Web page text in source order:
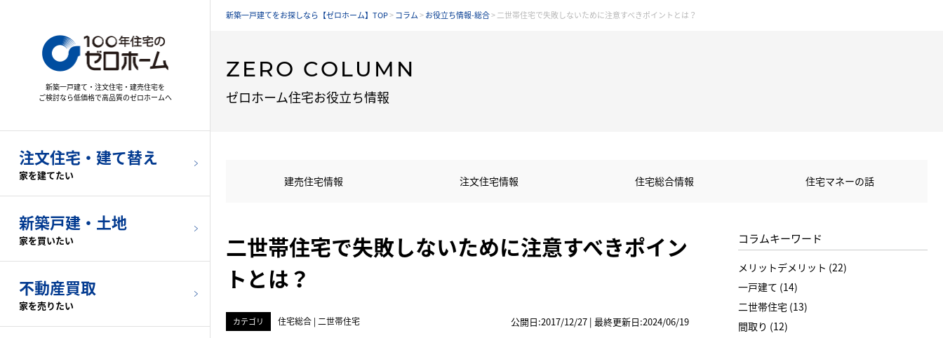
新築一戸建て・注文住宅・建売住宅を
ご検討なら低価格で高品質のゼロホームへ
注文住宅・建て替え
家を建てたい
新築戸建・土地
家を買いたい
不動産買取
家を売りたい
京都不動産買取
新築一戸建てをお探しなら【ゼロホーム】TOP>コラム>お役立ち情報-総合>二世帯住宅で失敗しないために注意すべきポイントとは？
ZERO COLUMN
ゼロホーム住宅お役立ち情報
建売住宅情報 注文住宅情報 住宅総合情報 住宅マネーの話
二世帯住宅で失敗しないために注意すべきポイン
トとは？
カテゴリ 住宅総合 | 二世帯住宅 公開日:2017/12/27 | 最終更新日:2024/06/19
コラムキーワード
メリットデメリット (22)
一戸建て (14)
二世帯住宅 (13)
間取り (12)